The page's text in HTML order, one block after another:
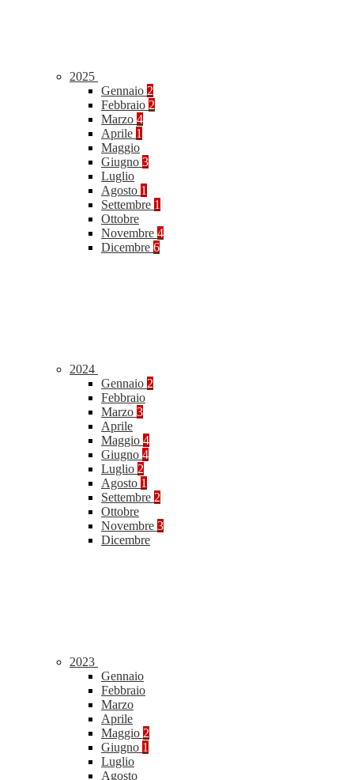
2025
Gennaio 2
Febbraio 2
Marzo 4
Aprile 1
Maggio
Giugno 3
Luglio
Agosto 1
Settembre 1
Ottobre
Novembre 4
Dicembre 6
2024
Gennaio 2
Febbraio
Marzo 3
Aprile
Maggio 4
Giugno 4
Luglio 2
Agosto 1
Settembre 2
Ottobre
Novembre 3
Dicembre
2023
Gennaio
Febbraio
Marzo
Aprile
Maggio 2
Giugno 1
Luglio
Agosto